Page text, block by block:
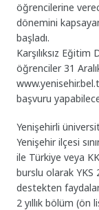
öğrencilerine
dönemini
başladı.
Karşılıksız
öğrenciler 31
başvuru
Yenişehirli
Yenişehir ilçesi
ile Türkiye veya
burslu olarak YKS
destekten
2 yıllık bölüm (ön